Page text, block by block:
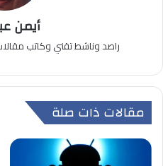
أيمن
راصد وناشط تقني وكاتب
مقالات ذات صلة